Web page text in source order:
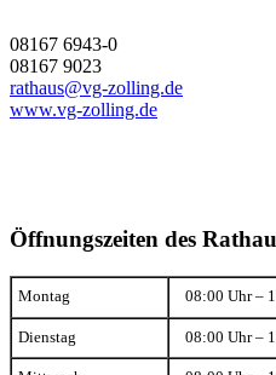
08167 6943-0
08167 9023
rathaus@vg-zolling.de
www.vg-zolling.de
Öffnungszeiten des
Montag 08:00 Uhr –
Dienstag 08:00 Uhr –